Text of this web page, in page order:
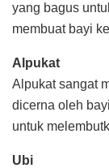
yang bagus
membuat bayi
Alpukat
Alpukat sangat
dicerna oleh
untuk
Ubi